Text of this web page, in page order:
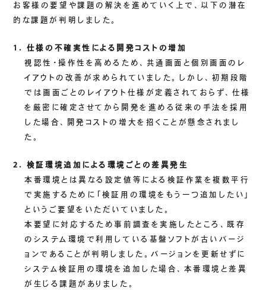
お客様の要望や課題の解決を進めていく上で、以下の潜在
的な課題が判明しました。
1. 仕様の不確実性による開発コストの増加
視認性・操作性を高めるため、共通画面と個別画面のレ
イアウトの改善が求められていました。しかし、初期段階
では画面ごとのレイアウト仕様が定義されておらず、仕様
を厳密に確定させてから開発を進める従来の手法を採用
した場合、開発コストの増大を招くことが懸念されまし
た。
2. 検証環境追加による環境ごとの差異発生
本番環境とは異なる設定値等による検証作業を複数平行
で実施するために「検証用の環境をもう一つ追加したい」
というご要望をいただいていました。
本要望に対応するため事前調査を実施したところ、既存
のシステム環境で利用している基盤ソフトが古いバージ
ョンであることが判明しました。バージョンを更新せずに
システム検証用の環境を追加した場合、本番環境と差異
が生じる課題がありました。